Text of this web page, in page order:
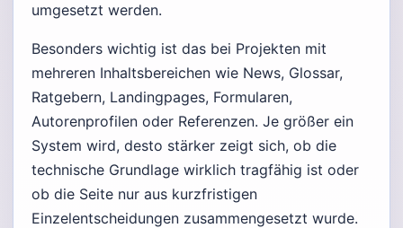
umgesetzt werden.
Besonders wichtig ist das bei Projekten mit
mehreren Inhaltsbereichen wie News, Glossar,
Ratgebern, Landingpages, Formularen,
Autorenprofilen oder Referenzen. Je größer ein
System wird, desto stärker zeigt sich, ob die
technische Grundlage wirklich tragfähig ist oder
ob die Seite nur aus kurzfristigen
Einzelentscheidungen zusammengesetzt wurde.